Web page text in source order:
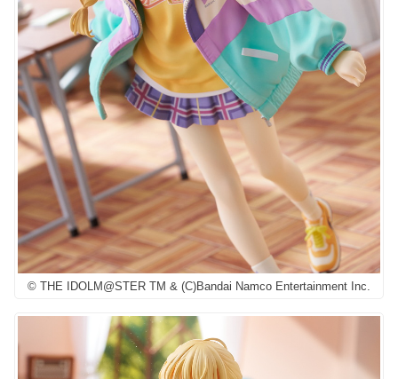
© THE IDOLM@STER TM & (C)Bandai Namco Entertainment Inc.